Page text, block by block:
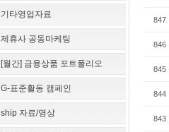
기타영업자료
제휴사 공동마케팅
[월간] 금융상품 포트폴리오
G-표준활동 캠페인
ship 자료/영상
847
846
845
844
843